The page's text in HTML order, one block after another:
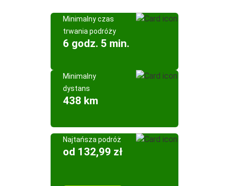
Minimalny czas
trwania podróży
6 godz. 5 min.
Minimalny
dystans
438 km
Najtańsza podróż
od 132,99 zł